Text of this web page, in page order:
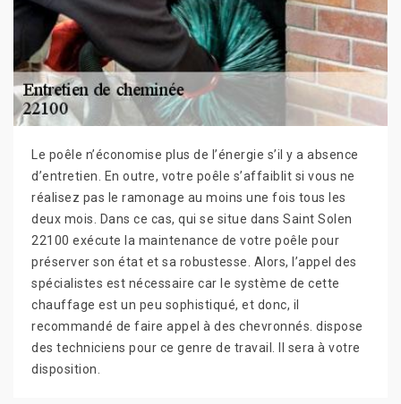
Le poêle n’économise plus de l’énergie s’il y a absence
d’entretien. En outre, votre poêle s’affaiblit si vous ne
réalisez pas le ramonage au moins une fois tous les
deux mois. Dans ce cas, qui se situe dans Saint Solen
22100 exécute la maintenance de votre poêle pour
préserver son état et sa robustesse. Alors, l’appel des
spécialistes est nécessaire car le système de cette
chauffage est un peu sophistiqué, et donc, il
recommandé de faire appel à des chevronnés. dispose
des techniciens pour ce genre de travail. Il sera à votre
disposition.